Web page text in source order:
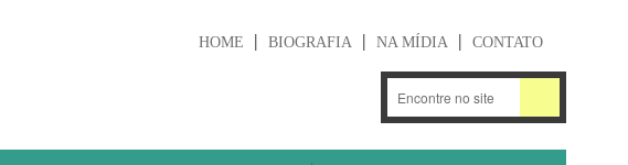
HOME BIOGRAFIA NA MÍDIA CONTATO